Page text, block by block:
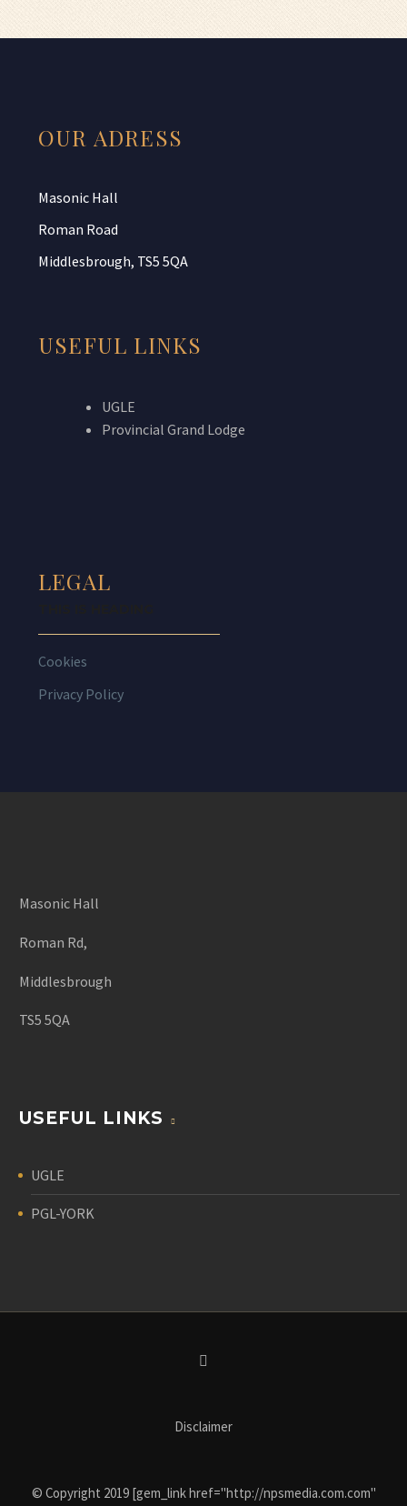
OUR ADRESS
Masonic Hall
Roman Road
Middlesbrough, TS5 5QA
USEFUL LINKS
UGLE
Provincial Grand Lodge
LEGAL
Cookies
Privacy Policy
Masonic Hall
Roman Rd,
Middlesbrough
TS5 5QA
USEFUL LINKS
UGLE
PGL-YORK
Disclaimer
© Copyright 2019 [gem_link href="http://npsmedia.com.com"